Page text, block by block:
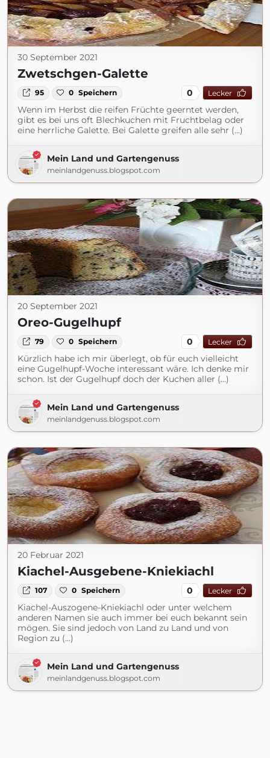
30 September 2021
Zwetschgen-Galette
95 0 Speichern 0 Lecker
Wenn im Herbst die reifen Früchte geerntet werden,
gibt es bei uns oft Blechkuchen mit Fruchtbelag oder
eine herrliche Galette. Bei Galette greifen alle sehr (...)
Mein Land und Gartengenuss
meinlandgenuss.blogspot.com
20 September 2021
Oreo-Gugelhupf
79 0 Speichern 0 Lecker
Kürzlich habe ich mir überlegt, ob für euch vielleicht
eine Gugelhupf-Woche interessant wäre. Ich denke mir
schon. Ist der Gugelhupf doch der Kuchen aller (...)
Mein Land und Gartengenuss
meinlandgenuss.blogspot.com
20 Februar 2021
Kiachel-Ausgebene-Kniekiachl
107 0 Speichern 0 Lecker
Kiachel-Auszogene-Kniekiachl oder unter welchem
anderen Namen sie auch immer bei euch bekannt sein
mögen. Sie sind jedoch von Land zu Land und von
Region zu (...)
Mein Land und Gartengenuss
meinlandgenuss.blogspot.com